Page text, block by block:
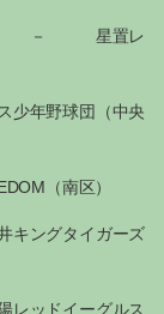
市） － 星置レ
野球団（中央
（南区）
グタイガーズ
ドイーグルス